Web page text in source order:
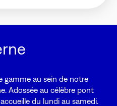
gamme au sein de notre
Adossée au célèbre pont
du lundi au samedi.